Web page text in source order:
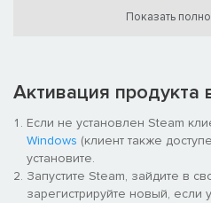
ДополнительноеПоказать
Активация продукта
Если не установлен Steam
Windows (клиент также
установите.
Запустите Steam, зайдите в
зарегистрируйте новый, если